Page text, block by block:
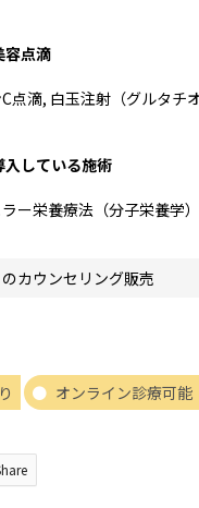
点滴
点滴, 白玉注射（グルタチ
している施術
ー栄養療法（分子栄養学）
カウンセリング販売
オンライン診療可能